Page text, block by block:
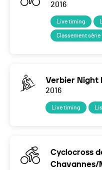
2016
Live timing
Classement série
Verbier Night
2016
Live timing
Cyclocross
Chavannes/